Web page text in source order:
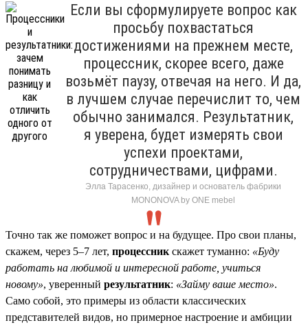
Если вы сформулируете вопрос как
просьбу похвастаться
достижениями на прежнем месте,
процессник, скорее всего, даже
возьмёт паузу, отвечая на него. И да,
в лучшем случае перечислит то, чем
обычно занимался. Результатник,
я уверена, будет измерять свои
успехи проектами,
сотрудничествами, цифрами.
Элла Тарасенко, дизайнер и основатель фабрики
MONONOVA by ONE mebel
Точно так же поможет вопрос и на будущее. Про свои планы,
скажем, через 5–7 лет, процессник скажет туманно: «Буду
работать на любимой и интересной работе, учиться
новому», уверенный результатник: «Займу ваше место».
Само собой, это примеры из области классических
представителей видов, но примерное настроение и амбиции